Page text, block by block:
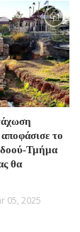
το
Τμήμα
θα
05, 2025